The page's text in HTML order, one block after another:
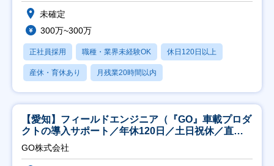
未確定
300万~300万
正社員採用 職種・業界未経験OK 休日120日以上
産休・育休あり 月残業20時間以内
【愛知】フィールドエンジニア（『GO』車載プロダ
クトの導入サポート／年休120日／土日祝休／直行
直帰
GO株式会社